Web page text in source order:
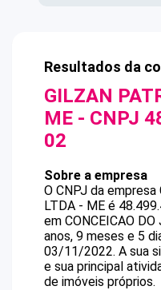
Resultados da
GILZAN
ME - CNPJ
02
Sobre a empresa
O CNPJ da empresa
LTDA - ME é
em CONCEICAO
anos, 9 meses e 5
03/11/2022. A sua
e sua principal
de imóveis próprios.